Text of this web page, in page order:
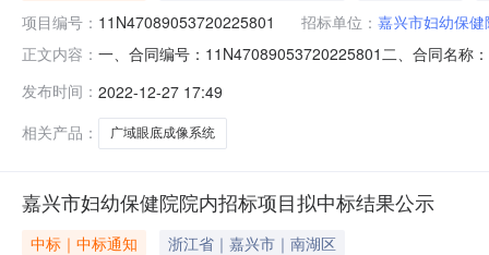
项目编号： 11N47089053720225801 招标单位： 嘉兴市妇幼保
正文内容： 一、合同编号：11N47089053720225801二、合同名称
司地址：浙江省嘉兴市南湖区大桥镇亚太路906号（中
发布时间： 2022-12-27 17:49
相关产品：
广域眼底成像系统
嘉兴市妇幼保健院院内招标项目拟中标结果公示
中标｜中标通知
浙江省｜嘉兴市｜南湖区